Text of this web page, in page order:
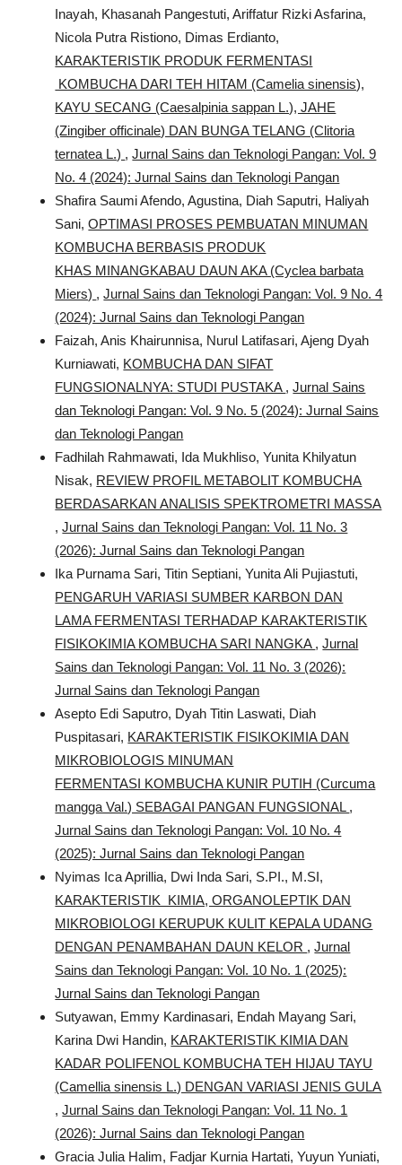
Inayah, Khasanah Pangestuti, Ariffatur Rizki Asfarina,
Nicola Putra Ristiono, Dimas Erdianto,
KARAKTERISTIK PRODUK FERMENTASI
KOMBUCHA DARI TEH HITAM (Camelia sinensis),
KAYU SECANG (Caesalpinia sappan L.), JAHE
(Zingiber officinale) DAN BUNGA TELANG (Clitoria
ternatea L.) ,Jurnal Sains dan Teknologi Pangan: Vol. 9
No. 4 (2024): Jurnal Sains dan Teknologi Pangan
Shafira Saumi Afendo, Agustina, Diah Saputri, Haliyah
Sani,OPTIMASI PROSES PEMBUATAN MINUMAN
KOMBUCHA BERBASIS PRODUK
KHAS MINANGKABAU DAUN AKA (Cyclea barbata
Miers) ,Jurnal Sains dan Teknologi Pangan: Vol. 9 No. 4
(2024): Jurnal Sains dan Teknologi Pangan
Faizah, Anis Khairunnisa, Nurul Latifasari, Ajeng Dyah
Kurniawati, KOMBUCHA DAN SIFAT
FUNGSIONALNYA: STUDI PUSTAKA ,Jurnal Sains
dan Teknologi Pangan: Vol. 9 No. 5 (2024): Jurnal Sains
dan Teknologi Pangan
Fadhilah Rahmawati, Ida Mukhliso, Yunita Khilyatun
Nisak, REVIEW PROFIL METABOLIT KOMBUCHA
BERDASARKAN ANALISIS SPEKTROMETRI MASSA
,Jurnal Sains dan Teknologi Pangan: Vol. 11 No. 3
(2026): Jurnal Sains dan Teknologi Pangan
Ika Purnama Sari, Titin Septiani, Yunita Ali Pujiastuti,
PENGARUH VARIASI SUMBER KARBON DAN
LAMA FERMENTASI TERHADAP KARAKTERISTIK
FISIKOKIMIA KOMBUCHA SARI NANGKA ,Jurnal
Sains dan Teknologi Pangan: Vol. 11 No. 3 (2026):
Jurnal Sains dan Teknologi Pangan
Asepto Edi Saputro, Dyah Titin Laswati, Diah
Puspitasari, KARAKTERISTIK FISIKOKIMIA DAN
MIKROBIOLOGIS MINUMAN
FERMENTASI KOMBUCHA KUNIR PUTIH (Curcuma
mangga Val.) SEBAGAI PANGAN FUNGSIONAL ,
Jurnal Sains dan Teknologi Pangan: Vol. 10 No. 4
(2025): Jurnal Sains dan Teknologi Pangan
Nyimas Ica Aprillia, Dwi Inda Sari, S.PI., M.SI,
KARAKTERISTIK KIMIA, ORGANOLEPTIK DAN
MIKROBIOLOGI KERUPUK KULIT KEPALA UDANG
DENGAN PENAMBAHAN DAUN KELOR ,Jurnal
Sains dan Teknologi Pangan: Vol. 10 No. 1 (2025):
Jurnal Sains dan Teknologi Pangan
Sutyawan, Emmy Kardinasari, Endah Mayang Sari,
Karina Dwi Handin, KARAKTERISTIK KIMIA DAN
KADAR POLIFENOL KOMBUCHA TEH HIJAU TAYU
(Camellia sinensis L.) DENGAN VARIASI JENIS GULA
,Jurnal Sains dan Teknologi Pangan: Vol. 11 No. 1
(2026): Jurnal Sains dan Teknologi Pangan
Gracia Julia Halim, Fadjar Kurnia Hartati, Yuyun Yuniati,